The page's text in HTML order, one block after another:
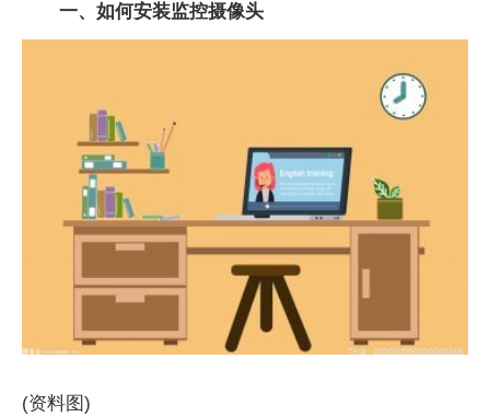
一、如何安装监控摄像头
(资料图)